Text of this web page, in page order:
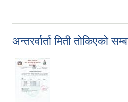
अन्तरर्वार्ता मिती तोकिएको